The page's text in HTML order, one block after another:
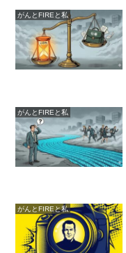
がんとFIREと私
がんとFIREと私
がんとFIREと私